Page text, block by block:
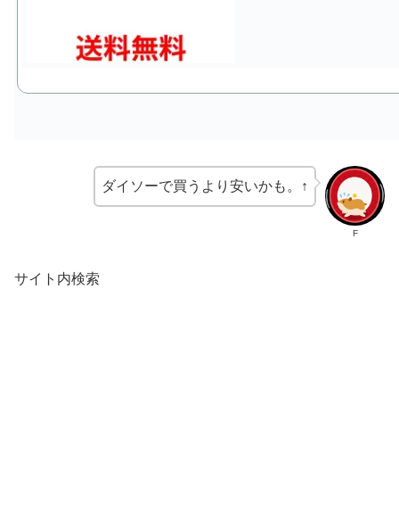
F
ダイソーで買うより安いかも。↑
サイト内検索